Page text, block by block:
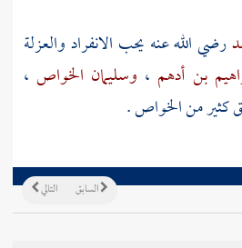
رضي الله عنه يحب الانفراد والعزلة
بن أدهم ، وسليمان الخواص ،
كثير من الخواص .
التالي السابق